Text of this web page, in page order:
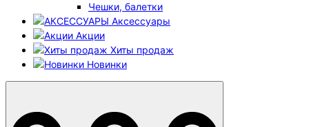
Чешки, балетки
Аксессуары
Акции
Хиты продаж
Новинки